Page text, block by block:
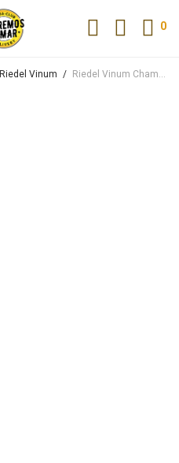
0
Riedel Vinum / Riedel Vinum Champagne Prestige Cuvee Pack X2